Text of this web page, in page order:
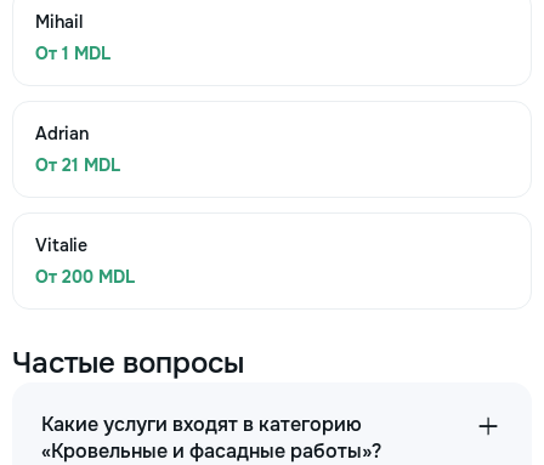
Mihail
От 1 MDL
Adrian
От 21 MDL
Vitalie
От 200 MDL
Частые вопросы
Какие услуги входят в категорию
«Кровельные и фасадные работы»?